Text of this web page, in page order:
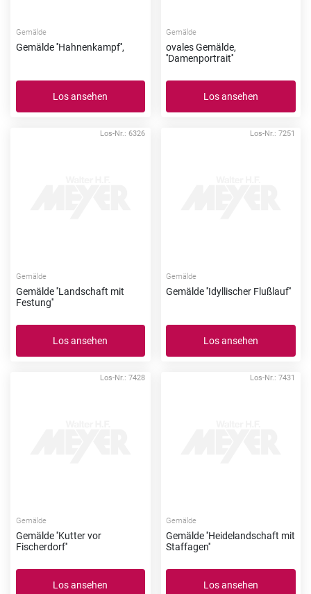
Gemälde
Gemälde ''Hahnenkampf'',
Los ansehen
Gemälde
ovales Gemälde,
''Damenportrait''
Los ansehen
Los-Nr.: 6326
Gemälde
Gemälde ''Landschaft mit
Festung''
Los ansehen
Los-Nr.: 7251
Gemälde
Gemälde ''Idyllischer Flußlauf''
Los ansehen
Los-Nr.: 7428
Gemälde
Gemälde ''Kutter vor
Fischerdorf''
Los ansehen
Los-Nr.: 7431
Gemälde
Gemälde ''Heidelandschaft mit
Staffagen''
Los ansehen